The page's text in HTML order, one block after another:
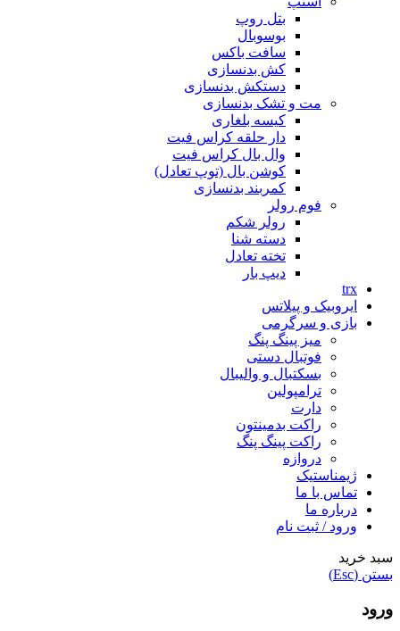
بتل روپ
بوسوبال
سافت باکس
کش بدنسازی
دستکش بدنسازی
مت و تشک بدنسازی
کیسه بلغاری
دار حلقه کراس فیت
وال بال کراس فیت
کوشن بال (توپ تعادل)
کمربند بدنسازی
فوم رولر
رولر شکم
دسته شنا
تخته تعادل
دیپ بار
trx
ایروبیک و پیلاتس
بازی و سرگرمی
میز پینگ پنگ
فوتبال دستی
بسکتبال و والیبال
ترامپولین
دارت
راکت بدمینتون
راکت پینگ پنگ
دروازه
ژیمناستیک
تماس با ما
درباره ما
ورود / ثبت نام
سبد خرید
بستن (Esc)
ورود